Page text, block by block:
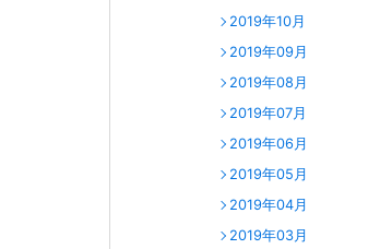
2019年10月
2019年09月
2019年08月
2019年07月
2019年06月
2019年05月
2019年04月
2019年03月